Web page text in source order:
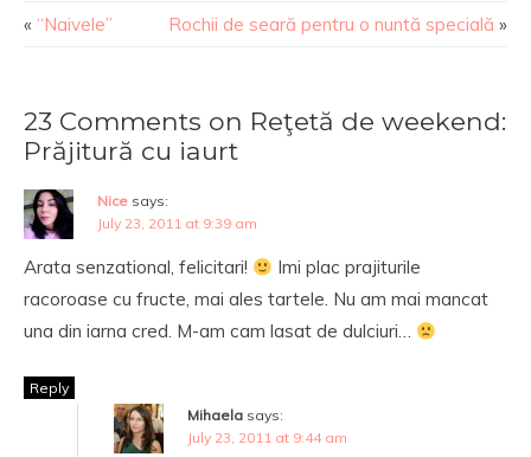
« “Naivele” Rochii de seară pentru o nuntă specială »
23 Comments on Reţetă de weekend:
Prăjitură cu iaurt
Nice says:
July 23, 2011 at 9:39 am
Arata senzational, felicitari!
Imi plac prajiturile
racoroase cu fructe, mai ales tartele. Nu am mai mancat
una din iarna cred. M-am cam lasat de dulciuri…
Reply
Mihaela says:
July 23, 2011 at 9:44 am